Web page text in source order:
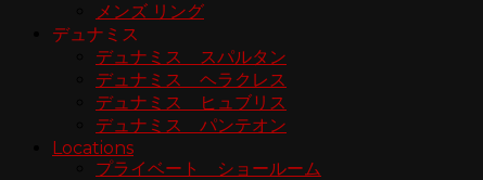
メンズ リング
デュナミス
デュナミス スパルタン
デュナミス ヘラクレス
デュナミス ヒュブリス
デュナミス パンテオン
Locations
プライベート ショールーム